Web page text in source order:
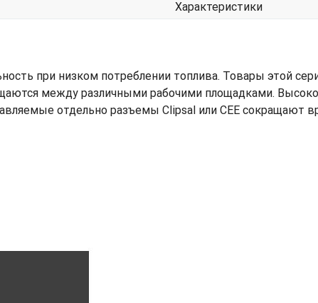
Характеристики
при низком потреблении топлива. Товары этой
между различными рабочими площадками.
отдельно разъемы Clipsal или CEE сокращают